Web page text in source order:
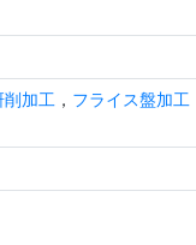
削加工 ， フライス盤加工